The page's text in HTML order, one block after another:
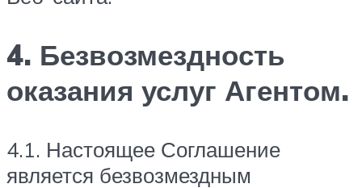
4. Безвозмездность
оказания услуг Агентом.
4.1. Настоящее Соглашение
является безвозмездным